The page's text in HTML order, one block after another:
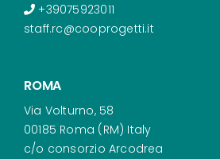
+39075923011
staff.rc@cooprogetti.it
ROMA
Via Volturno, 58
00185 Roma (RM) Italy
c/o consorzio Arcodrea